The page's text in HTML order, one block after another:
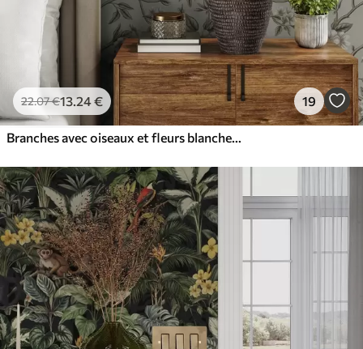
22.07€13.24€ 19
Branches avec oiseaux et fleurs blanches sur un fond délicat